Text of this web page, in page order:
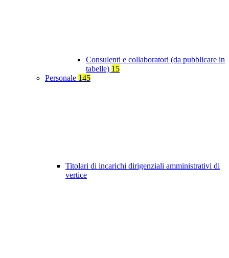
Consulenti e collaboratori (da pubblicare in
tabelle) 15
Personale 145
Titolari di incarichi dirigenziali amministrativi di
vertice